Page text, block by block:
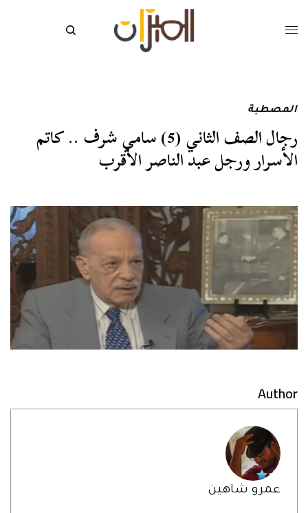
المصطبة
رجال الصف الثاني (5) سامي شرف .. كاتم
الأسرار ورجل عبد الناصر الأقرب
Author
عمرو شاهين